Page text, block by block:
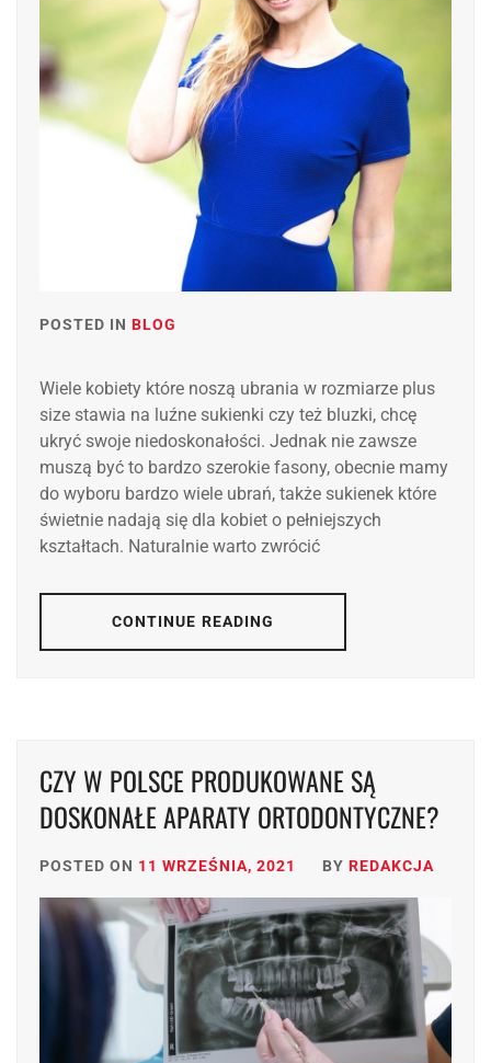
POSTED IN BLOG
Wiele kobiety które noszą ubrania w rozmiarze plus
size stawia na luźne sukienki czy też bluzki, chcę
ukryć swoje niedoskonałości. Jednak nie zawsze
muszą być to bardzo szerokie fasony, obecnie mamy
do wyboru bardzo wiele ubrań, także sukienek które
świetnie nadają się dla kobiet o pełniejszych
kształtach. Naturalnie warto zwrócić
CONTINUE READING
CZY W POLSCE PRODUKOWANE SĄ
DOSKONAŁE APARATY ORTODONTYCZNE?
POSTED ON 11 WRZEŚNIA, 2021 BY REDAKCJA